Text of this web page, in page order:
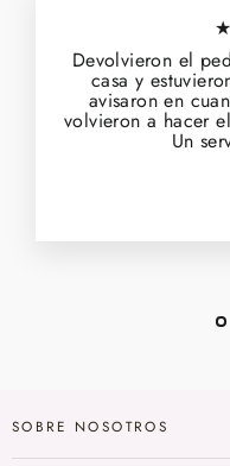
Devolvieron el
casa y
avisaron en
volvieron a hacer
Un
SOBRE NOSOTROS